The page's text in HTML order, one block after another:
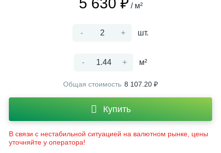
/ м²
- + шт.
- + м²
Общая стоимость 8 107.20 ₽
Купить
В связи с нестабильной ситуацией на валютном рынке, цены
уточняйте у оператора!